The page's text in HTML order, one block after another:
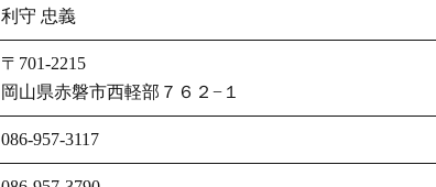
利守 忠義
〒701-2215
岡山県赤磐市西軽部７６２−１
086-957-3117